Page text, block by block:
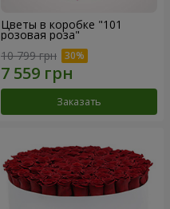
Цветы в коробке "101
розовая роза"
10 799 грн
Заказать